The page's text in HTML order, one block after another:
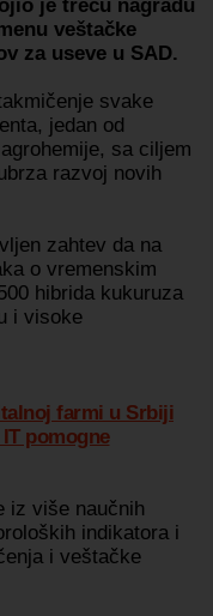
je treću nagradu
veštačke
za useve u SAD.
svake
jedan od
sa ciljem
razvoj novih
zahtev da na
o vremenskim
hibrida kukuruza
i visoke
farmi u Srbiji
pomogne
iz više naučnih
indikatora i
i veštačke